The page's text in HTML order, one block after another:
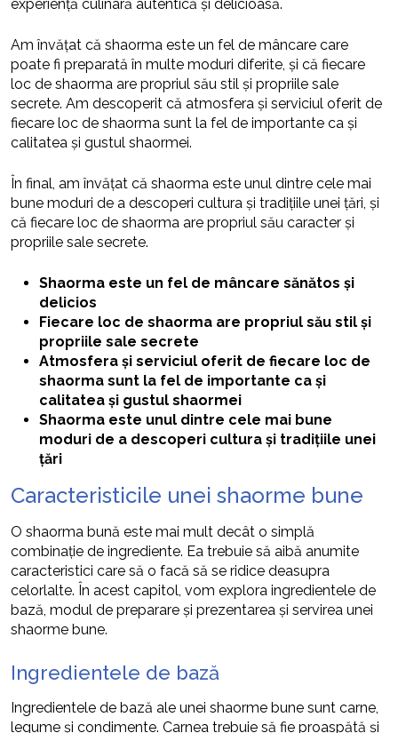
experiență culinară autentică și delicioasă.
Am învățat că shaorma este un fel de mâncare care
poate fi preparată în multe moduri diferite, și că fiecare
loc de shaorma are propriul său stil și propriile sale
secrete. Am descoperit că atmosfera și serviciul oferit de
fiecare loc de shaorma sunt la fel de importante ca și
calitatea și gustul shaormei.
În final, am învățat că shaorma este unul dintre cele mai
bune moduri de a descoperi cultura și tradițiile unei țări, și
că fiecare loc de shaorma are propriul său caracter și
propriile sale secrete.
Shaorma este un fel de mâncare sănătos și
delicios
Fiecare loc de shaorma are propriul său stil și
propriile sale secrete
Atmosfera și serviciul oferit de fiecare loc de
shaorma sunt la fel de importante ca și
calitatea și gustul shaormei
Shaorma este unul dintre cele mai bune
moduri de a descoperi cultura și tradițiile unei
țări
Caracteristicile unei shaorme bune
O shaorma bună este mai mult decât o simplă
combinație de ingrediente. Ea trebuie să aibă anumite
caracteristici care să o facă să se ridice deasupra
celorlalte. În acest capitol, vom explora ingredientele de
bază, modul de preparare și prezentarea și servirea unei
shaorme bune.
Ingredientele de bază
Ingredientele de bază ale unei shaorme bune sunt carne,
legume și condimente. Carnea trebuie să fie proaspătă și